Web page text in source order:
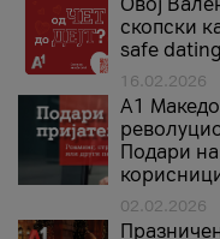
Овој
скопски
safe dating
16.02.2026
А1
Подари
02.02.2026